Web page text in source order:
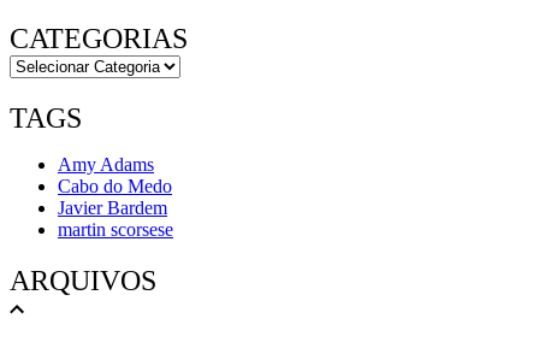
CATEGORIAS
TAGS
Amy Adams
Cabo do Medo
Javier Bardem
martin scorsese
ARQUIVOS